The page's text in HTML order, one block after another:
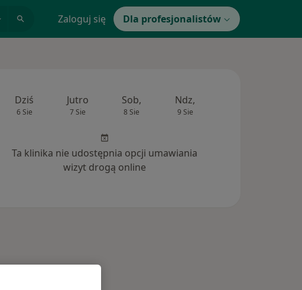
Zaloguj się Dla profesjonalistów
Dziś
6 Sie
Jutro
7 Sie
Sob,
8 Sie
Ndz,
9 Sie
Ta klinika nie udostępnia opcji umawiania
wizyt drogą online